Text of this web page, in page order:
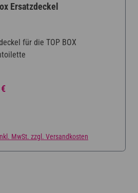
Ersatzdeckel
für die TOP BOX
Preis:
MwSt. zzgl. Versandkosten